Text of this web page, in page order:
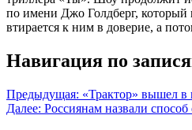
по имени Джо Голдберг, который
втирается к ним в доверие, а
Навигация по
Предыдущая: «Трактор» вышел в
Далее: Россиянам назвали